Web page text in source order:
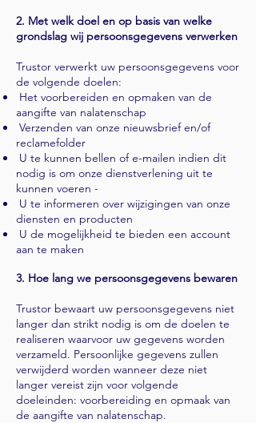
2. Met welk doel en op basis van welke
grondslag wij persoonsgegevens verwerken
Trustor verwerkt uw persoonsgegevens voor
de volgende doelen:
Het voorbereiden en opmaken van de
aangifte van nalatenschap
Verzenden van onze nieuwsbrief en/of
reclamefolder
U te kunnen bellen of e-mailen indien dit
nodig is om onze dienstverlening uit te
kunnen voeren -
U te informeren over wijzigingen van onze
diensten en producten
U de mogelijkheid te bieden een account
aan te maken
3. Hoe lang we persoonsgegevens bewaren
Trustor bewaart uw persoonsgegevens niet
langer dan strikt nodig is om de doelen te
realiseren waarvoor uw gegevens worden
verzameld. Persoonlijke gegevens zullen
verwijderd worden wanneer deze niet
langer vereist zijn voor volgende
doeleinden: voorbereiding en opmaak van
de aangifte van nalatenschap.